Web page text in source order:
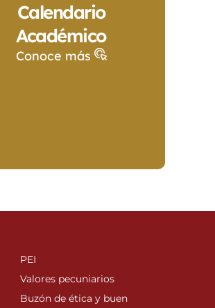
Calendario
Académico
Conoce más
PEI
Valores pecuniarios
Buzón de ética y buen